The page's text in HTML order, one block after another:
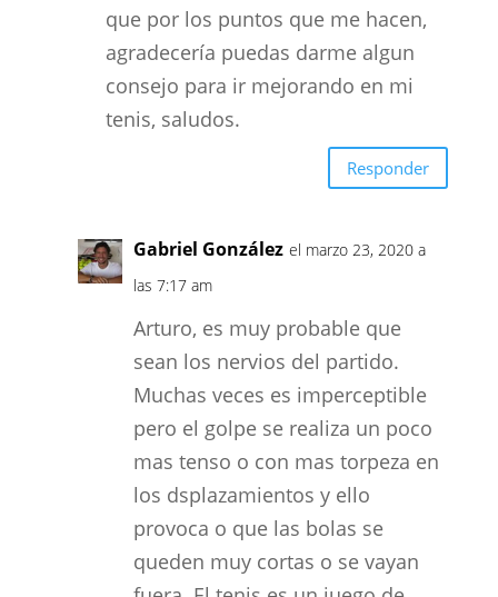
que por los puntos que me hacen,
agradecería puedas darme algun
consejo para ir mejorando en mi
tenis, saludos.
Responder
Gabriel González el marzo 23, 2020 a
las 7:17 am
Arturo, es muy probable que
sean los nervios del partido.
Muchas veces es imperceptible
pero el golpe se realiza un poco
mas tenso o con mas torpeza en
los dsplazamientos y ello
provoca o que las bolas se
queden muy cortas o se vayan